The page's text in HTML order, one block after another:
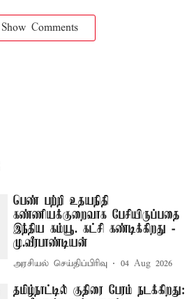
Show Comments
பெண் பற்றி உதயநிதி
கண்ணியக்குறைவாக பேசியிருப்பதை
இந்திய கம்யூ. கட்சி கண்டிக்கிறது -
மு.வீரபாண்டியன்
அரசியல் செய்திப்பிரிவு 04 Aug 2026
தமிழ்நாட்டில் குதிரை பேரம் நடக்கிறது: